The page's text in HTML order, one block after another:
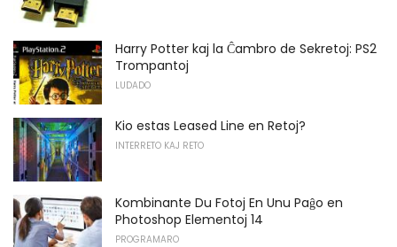
Harry Potter kaj la Ĉambro de Sekretoj: PS2
Trompantoj
LUDADO
Kio estas Leased Line en Retoj?
INTERRETO KAJ RETO
Kombinante Du Fotoj En Unu Paĝo en
Photoshop Elementoj 14
PROGRAMARO